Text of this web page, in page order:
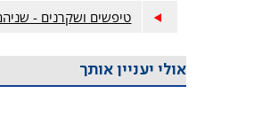
טיפשים ושקרנים -
אולי יעניין אותך